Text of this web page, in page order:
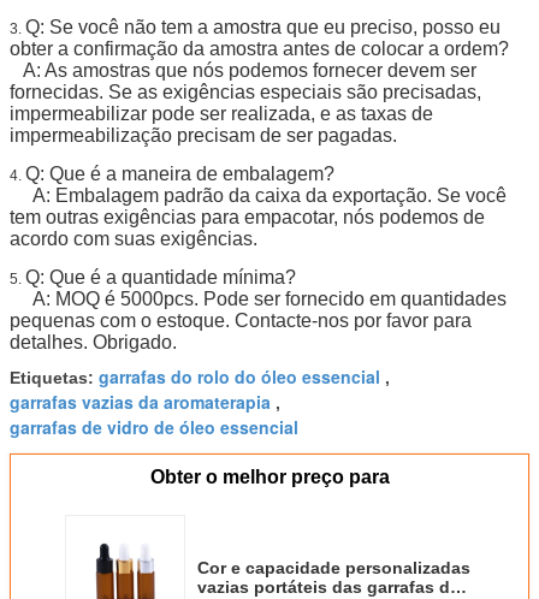
3. Q: Se você não tem a amostra que eu preciso, posso eu
obter a confirmação da amostra antes de colocar a ordem?
A: As amostras que nós podemos fornecer devem ser
fornecidas. Se as exigências especiais são precisadas,
impermeabilizar pode ser realizada, e as taxas de
impermeabilização precisam de ser pagadas.
4. Q: Que é a maneira de embalagem?
A: Embalagem padrão da caixa da exportação. Se você
tem outras exigências para empacotar, nós podemos de
acordo com suas exigências.
5. Q: Que é a quantidade mínima?
A: MOQ é 5000pcs. Pode ser fornecido em quantidades
pequenas com o estoque. Contacte-nos por favor para
detalhes. Obrigado.
Etiquetas: garrafas do rolo do óleo essencial ,
garrafas vazias da aromaterapia ,
garrafas de vidro de óleo essencial
Obter o melhor preço para
Cor e capacidade personalizadas
vazias portáteis das garrafas de